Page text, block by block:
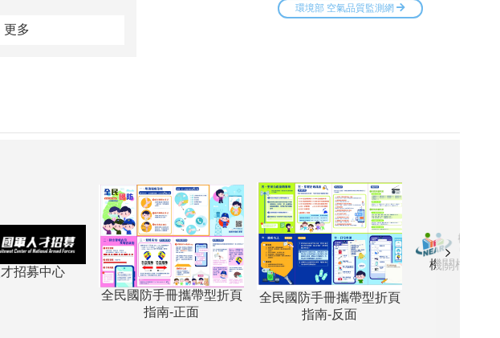
更多
全民國防手冊攜帶型折頁
全民國防手冊攜帶型折頁
指南-反面
機關檔案目錄查詢網